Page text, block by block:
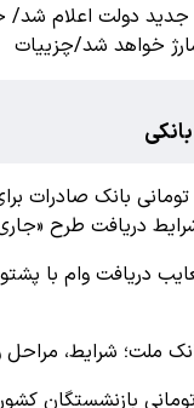
خواهد شد/چزییات
تومانی بانک صادرات
دریافت طرح «جاری
دریافت وام با
ملت؛ شرایط،